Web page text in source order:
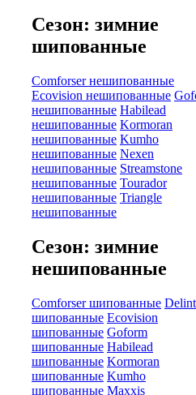
Сезон: зимние
шипованные
Comforser нешипованные
Ecovision нешипованные
нешипованные Habilead
нешипованные Kormoran
нешипованные Kumho
нешипованные Nexen
нешипованные Streamstone
нешипованные Tourador
нешипованные Triangle
нешипованные
Сезон: зимние
нешипованные
Comforser шипованные
шипованные Ecovision
шипованные Goform
шипованные Habilead
шипованные Kormoran
шипованные Kumho
шипованные Maxxis